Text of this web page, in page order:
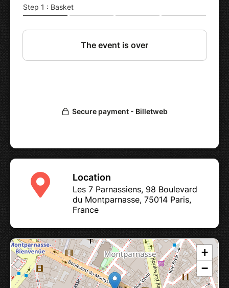
douloureuses erreurs, ce film se veut être un
seulement une institution mais une
communauté qui rassemble des croyants qui,
dans leur diversité, sont unis par une même
foi.
Location
Les 7 Parnassiens, 98 Boulevard
du Montparnasse, 75014 Paris,
France
+
−